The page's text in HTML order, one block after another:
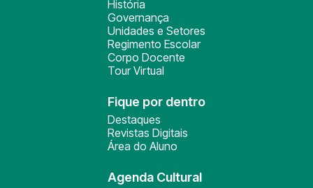
História
Governança
Unidades e Setores
Regimento Escolar
Corpo Docente
Tour Virtual
Fique por dentro
Destaques
Revistas Digitais
Área do Aluno
Agenda Cultural